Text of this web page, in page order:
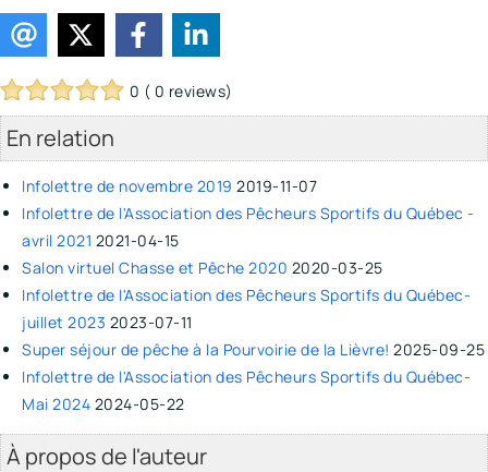
0 ( 0 reviews)
En relation
Infolettre de novembre 2019 2019-11-07
Infolettre de l'Association des Pêcheurs Sportifs du Québec -
avril 2021 2021-04-15
Salon virtuel Chasse et Pêche 2020 2020-03-25
Infolettre de l'Association des Pêcheurs Sportifs du Québec-
juillet 2023 2023-07-11
Super séjour de pêche à la Pourvoirie de la Lièvre! 2025-09-25
Infolettre de l'Association des Pêcheurs Sportifs du Québec-
Mai 2024 2024-05-22
À propos de l'auteur